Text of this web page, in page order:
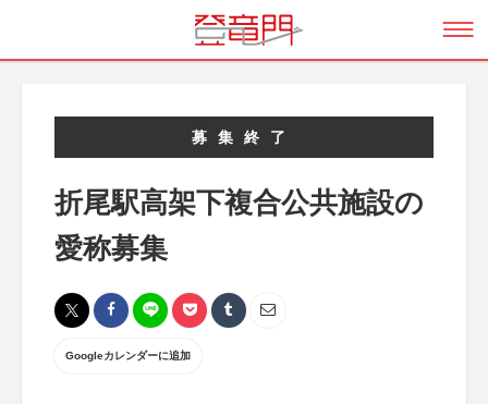
募集終了
折尾駅高架下複合公共施設の
愛称募集
Googleカレンダーに追加